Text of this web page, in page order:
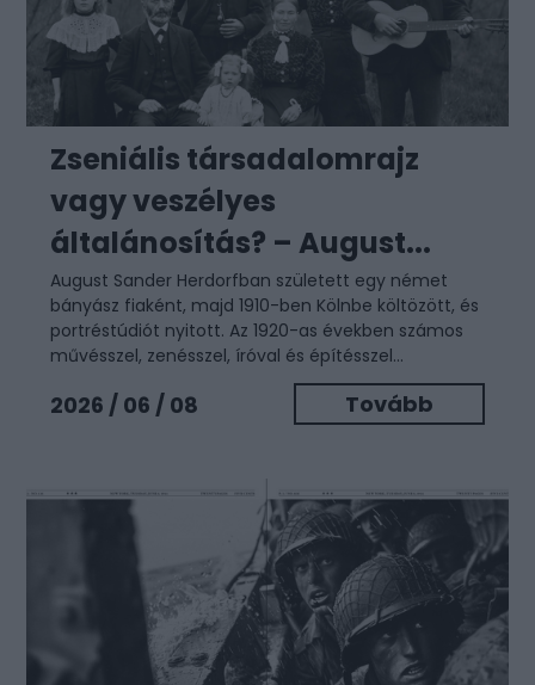
Zseniális társadalomrajz
vagy veszélyes
általánosítás? – August...
August Sander Herdorfban született egy német
bányász fiaként, majd 1910-ben Kölnbe költözött, és
portréstúdiót nyitott. Az 1920-as években számos
művésszel, zenésszel, íróval és építésszel...
2026 / 06 / 08 Tovább